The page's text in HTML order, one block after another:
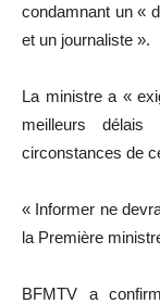
condamnant un «
et un journaliste ».
La ministre a «
meilleurs
circonstances de
« Informer ne
la Première
BFMTV a